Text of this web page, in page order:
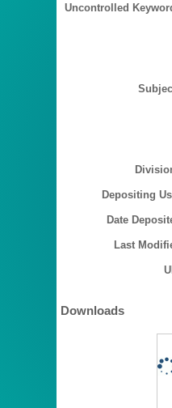
Uncontrolled
Depositing
Date
Last
Downloads